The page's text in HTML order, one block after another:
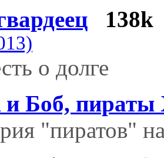
138k
о долге
Боб, пираты
"пиратов"